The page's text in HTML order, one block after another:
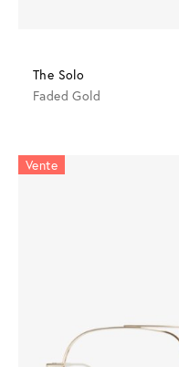
The Solo
Faded Gold
Vente